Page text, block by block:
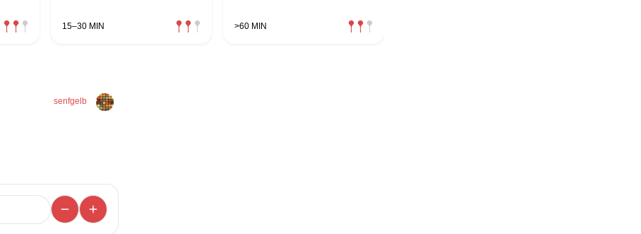
15–30 MIN >60 MIN
senfgelb